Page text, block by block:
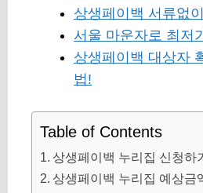
상생페이백 서류없
서울 마운자로 최저
상생페이백 대상자
법!
Table of Contents
상생페이백 누리집 신청하
상생페이백 누리집 예상금